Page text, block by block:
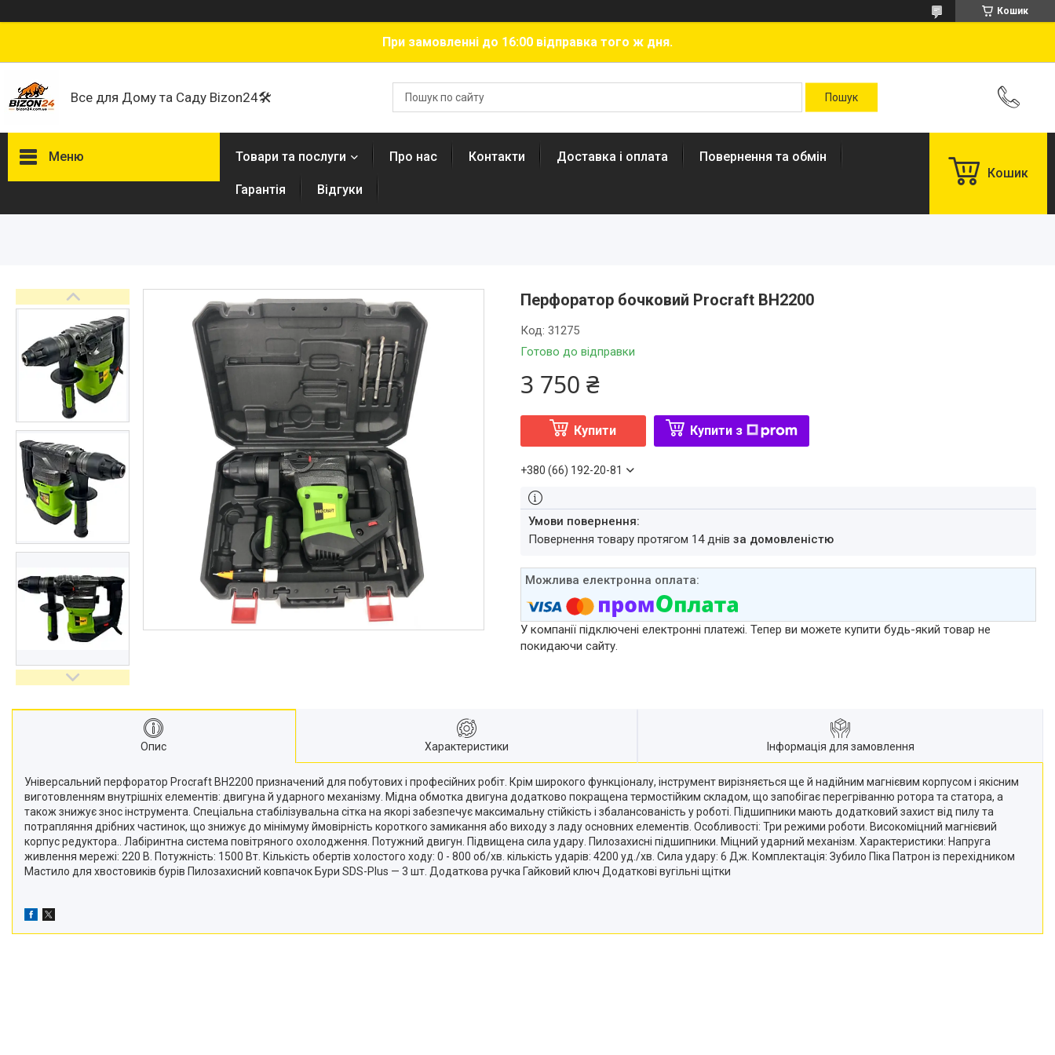
Кошик
При замовленні до 16:00 відправка того ж дня.
Все для Дому та Саду Bizon24🛠
Меню Товари та послуги Про нас Контакти Доставка і оплата Повернення та обмін
Гарантія Відгуки
Кошик
Перфоратор бочковий Procraft BH2200
Готово до відправки
Код: 31275
3 750 ₴
Купити Купити з
+380 (66) 192-20-81
повернення товару протягом 14 днів за домовленістю
У компанії підключені електронні платежі. Тепер ви можете купити будь-який товар не
покидаючи сайту.
Опис Характеристики Інформація для замовлення
Універсальний перфоратор Procraft BH2200 призначений для побутових і професійних робіт. Крім широкого функціоналу, інструмент вирізняється ще й надійним магнієвим корпусом і якісним
виготовленням внутрішніх елементів: двигуна й ударного механізму. Мідна обмотка двигуна додатково покращена термостійким складом, що запобігає перегріванню ротора та статора, а
також знижує знос інструмента. Спеціальна стабілізувальна сітка на якорі забезпечує максимальну стійкість і збалансованість у роботі. Підшипники мають додатковий захист від пилу та
потрапляння дрібних частинок, що знижує до мінімуму ймовірність короткого замикання або виходу з ладу основних елементів. Особливості: Три режими роботи. Високоміцний магнієвий
корпус редуктора.. Лабіринтна система повітряного охолодження. Потужний двигун. Підвищена сила удару. Пилозахисні підшипники. Міцний ударний механізм. Характеристики: Напруга
живлення мережі: 220 В. Потужність: 1500 Вт. Кількість обертів холостого ходу: 0 - 800 об/хв. кількість ударів: 4200 уд./хв. Сила удару: 6 Дж. Комплектація: Зубило Піка Патрон із перехідником
Мастило для хвостовиків бурів Пилозахисний ковпачок Бури SDS-Plus — 3 шт. Додаткова ручка Гайковий ключ Додаткові вугільні щітки